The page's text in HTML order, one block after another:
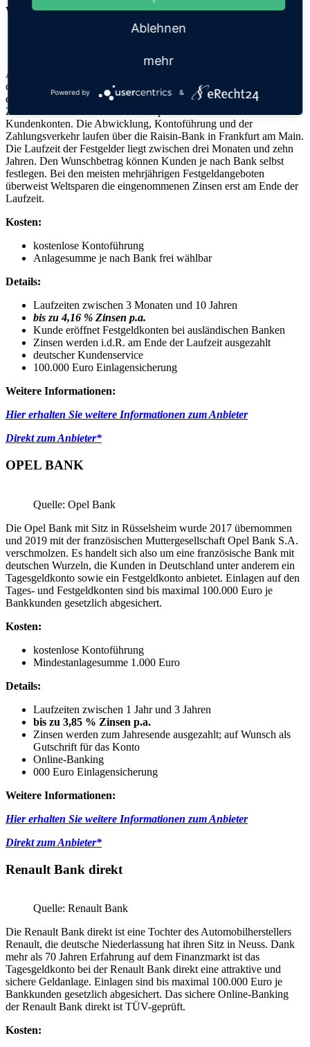
Weltsparen
Auf der Zinsplattform Weltsparen können Kunden mit einem
deutschen Weltspar-Konto Festgeldkonten bei Banken im
europäischen Ausland eröffnen. Diese bieten häufig attraktivere
Zinsen als deutsche Institute. Weltsparen verwaltet selbst keine
Kundenkonten. Die Abwicklung, Kontoführung und der
Zahlungsverkehr laufen über die Raisin-Bank in Frankfurt am Main.
Die Laufzeit der Festgelder liegt zwischen drei Monaten und zehn
Jahren. Den Wunschbetrag können Kunden je nach Bank selbst
festlegen. Bei den meisten mehrjährigen Festgeldangeboten
überweist Weltsparen die eingenommenen Zinsen erst am Ende der
Laufzeit.
Kosten:
kostenlose Kontoführung
Anlagesumme je nach Bank frei wählbar
Details:
Laufzeiten zwischen 3 Monaten und 10 Jahren
bis zu 4,16 % Zinsen p.a.
Kunde eröffnet Festgeldkonten bei ausländischen Banken
Zinsen werden i.d.R. am Ende der Laufzeit ausgezahlt
deutscher Kundenservice
100.000 Euro Einlagensicherung
Weitere Informationen:
Hier erhalten Sie weitere Informationen zum Anbieter
Direkt zum Anbieter*
OPEL BANK
Quelle: Opel Bank
Die Opel Bank mit Sitz in Rüsselsheim wurde 2017 übernommen
und 2019 mit der französischen Muttergesellschaft Opel Bank S.A.
verschmolzen. Es handelt sich also um eine französische Bank mit
deutschen Wurzeln, die Kunden in Deutschland unter anderem ein
Tagesgeldkonto sowie ein Festgeldkonto anbietet. Einlagen auf den
Tages- und Festgeldkonten sind bis maximal 100.000 Euro je
Bankkunden gesetzlich abgesichert.
Kosten:
kostenlose Kontoführung
Mindestanlagesumme 1.000 Euro
Details:
Laufzeiten zwischen 1 Jahr und 3 Jahren
bis zu 3,85 % Zinsen p.a.
Zinsen werden zum Jahresende ausgezahlt; auf Wunsch als
Gutschrift für das Konto
Online-Banking
000 Euro Einlagensicherung
Weitere Informationen:
Hier erhalten Sie weitere Informationen zum Anbieter
Direkt zum Anbieter*
Renault Bank direkt
Quelle: Renault Bank
Die Renault Bank direkt ist eine Tochter des Automobilherstellers
Renault, die deutsche Niederlassung hat ihren Sitz in Neuss. Dank
mehr als 70 Jahren Erfahrung auf dem Finanzmarkt ist das
Tagesgeldkonto bei der Renault Bank direkt eine attraktive und
sichere Geldanlage. Einlagen sind bis maximal 100.000 Euro je
Bankkunden gesetzlich abgesichert. Das sichere Online-Banking
der Renault Bank direkt ist TÜV-geprüft.
Kosten:
Ablehnen
mehr
Powered by &